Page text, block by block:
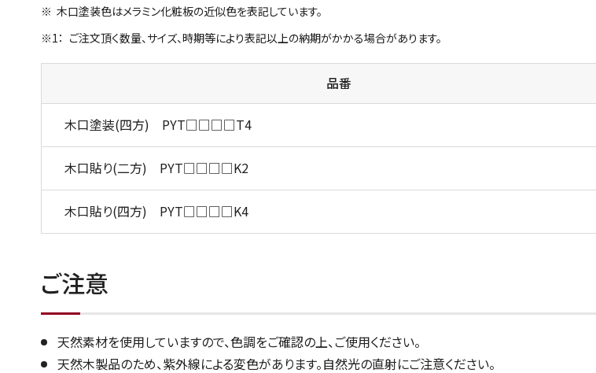
木口塗装色はメラミン化粧板の近似色を表記しています。
ご注文頂く数量、サイズ、時期等により表記以上の納期がかかる場合があります。
品番
木口塗装(四方) PYT□□□□T4
木口貼り(二方) PYT□□□□K2
木口貼り(四方) PYT□□□□K4
ご注意
天然素材を使用していますので、色調をご確認の上、ご使用ください。
天然木製品のため、紫外線による変色があります。自然光の直射にご注意ください。